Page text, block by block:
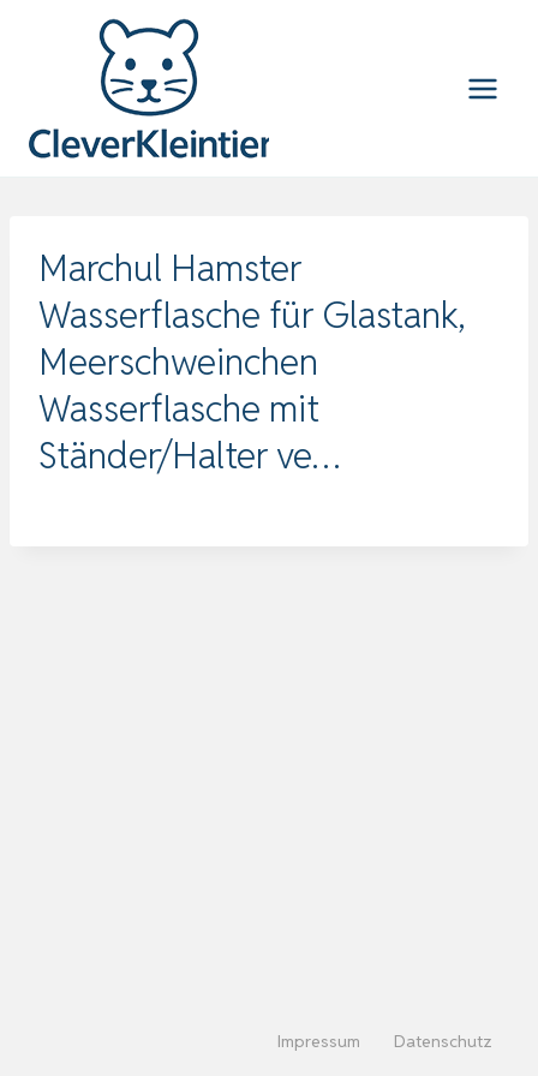
Marchul Hamster
Wasserflasche für Glastank,
Meerschweinchen
Wasserflasche mit
Ständer/Halter ve…
Impressum Datenschutz